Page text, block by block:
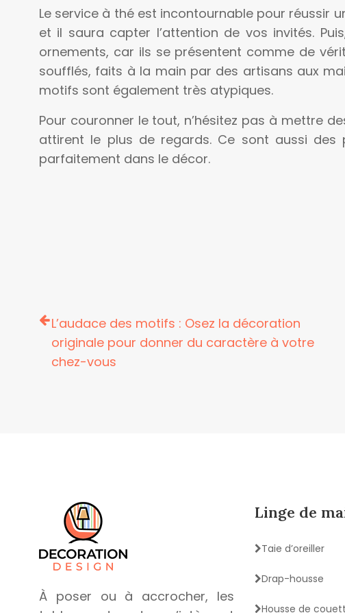
Le service à thé est incontournable pour réussir
et il saura capter l’attention de vos invités.
ornements, car ils se présentent comme de
soufflés, faits à la main par des artisans aux
motifs sont également très atypiques.
Pour couronner le tout, n’hésitez pas à mettre
attirent le plus de regards. Ce sont aussi des
parfaitement dans le décor.
L’audace des motifs : Osez la décoration
originale pour donner du caractère à votre
chez-vous
À poser ou à accrocher, les
Linge de
Taie d’oreiller
Drap-housse
Housse de